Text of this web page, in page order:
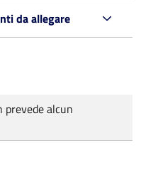
da allegare
prevede alcun